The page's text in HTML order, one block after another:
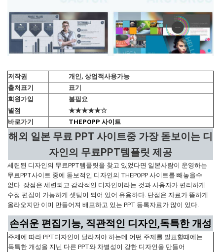
저작권
개인, 상업적사용가능
출처표기
표기
회원가입
불필요
별점
★★★★★☆
바로가기
THEPOPP 사이트
해외 일본 무료 PPT 사이트중 가장 돋보이는 디
자인의 무료PPT템플릿 제공
세련된 디자인의 무료PPT템플릿을 찾고 있었다면 일본사람이 운영하는
무료PPT사이트 중에 돋보적인 디자인의 THEPOPP 사이트를 빼놓을수
없다. 장점은 세련되고 감각적인 디자인이라는 것과 사용자가 편리하게
수정 편집이 가능하게 셋팅이 되어 있어 유용하다. 단점은 자료가 뜸하게
올라오지만 이미 만들어져 배포하고 있는 PPT 등록자료가 많이 있다.
손쉬운 편집기능, 직관적인 디자인,독특한 개성
주제에 따라 PPT디자인이 달라져야 하는데 어떤 주제를 발표할때에는
독특한 개성을 지닌 다른 PPT와 차별성이 강한 디자인을 만들어